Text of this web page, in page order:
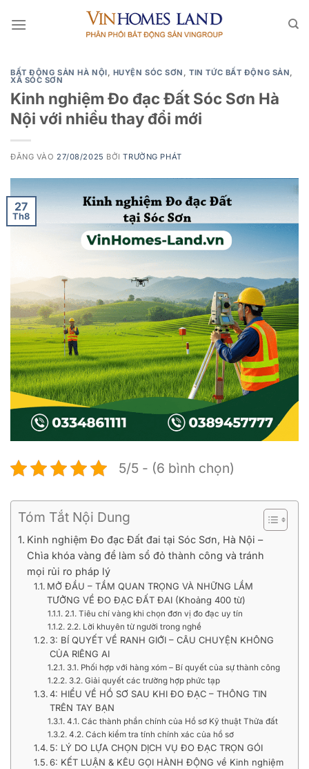
qua
BẤT ĐỘNG SẢN HÀ NỘI, HUYỆN SÓC SƠN ,TIN TỨC BẤT ĐỘNG SẢN,
XÃ SÓC SƠN
Kinh nghiệm Đo đạc Đất Sóc Sơn Hà
Nội với nhiều thay đổi mới
ĐĂNG VÀO 27/08/2025 BỞITRƯỜNG PHÁT
27
Th8
5/5 - (6 bình chọn)
Tóm Tắt Nội Dung
Kinh nghiệm Đo đạc Đất đai tại Sóc Sơn, Hà Nội –
Chìa khóa vàng để làm sổ đỏ thành công và tránh
mọi rủi ro pháp lý
MỞ ĐẦU – TẦM QUAN TRỌNG VÀ NHỮNG LẦM
TƯỞNG VỀ ĐO ĐẠC ĐẤT ĐAI (Khoảng 400 từ)
2.1. Tiêu chí vàng khi chọn đơn vị đo đạc uy tín
2.2. Lời khuyên từ người trong nghề
3: BÍ QUYẾT VỀ RANH GIỚI – CÂU CHUYỆN KHÔNG
CỦA RIÊNG AI
3.1. Phối hợp với hàng xóm – Bí quyết của sự thành công
3.2. Giải quyết các trường hợp phức tạp
4: HIỂU VỀ HỒ SƠ SAU KHI ĐO ĐẠC – THÔNG TIN
TRÊN TAY BẠN
4.1. Các thành phần chính của Hồ sơ Kỹ thuật Thửa đất
4.2. Cách kiểm tra tính chính xác của hồ sơ
5: LÝ DO LỰA CHỌN DỊCH VỤ ĐO ĐẠC TRỌN GÓI
6: KẾT LUẬN & KÊU GỌI HÀNH ĐỘNG về Kinh nghiệm